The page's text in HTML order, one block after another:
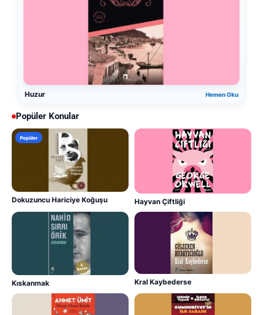
Huzur Hemen Oku
Popüler Konular
Popüler
Dokuzuncu Hariciye Koğuşu Hayvan Çiftliği
Kıskanmak Kral Kaybederse